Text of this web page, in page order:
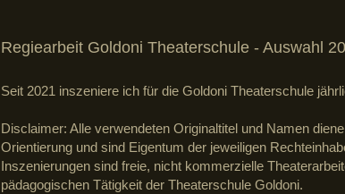
Regiearbeit Goldoni Theaterschule - Auswahl
Seit 2021 inszeniere ich für die Goldoni Theaterschule
Disclaimer: Alle verwendeten Originaltitel und Namen
Orientierung und sind Eigentum der jeweiligen
Inszenierungen sind freie, nicht kommerzielle
pädagogischen Tätigkeit der Theaterschule Goldoni.